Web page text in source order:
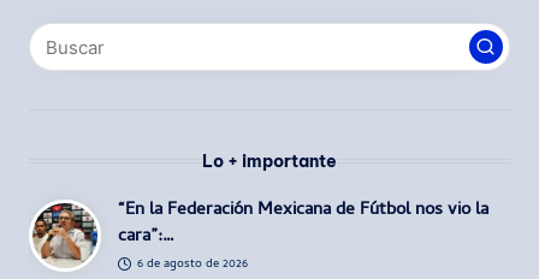
Lo + importante
“En la Federación Mexicana de Fútbol nos vio la
cara”:…
6 de agosto de 2026